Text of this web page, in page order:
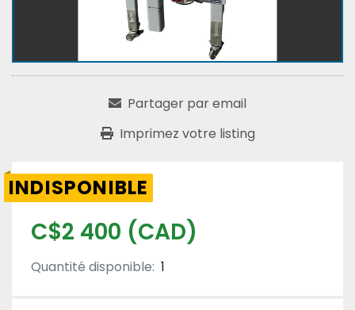
Partager par email
Imprimez votre listing
INDISPONIBLE
C$2 400 (CAD)
Quantité disponible: 1